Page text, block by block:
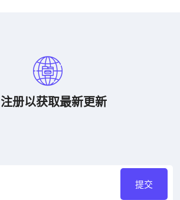
注册以获取最新更新
提交